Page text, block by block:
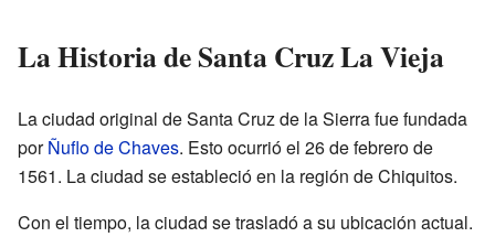
La Historia de Santa Cruz La Vieja
La ciudad original de Santa Cruz de la Sierra fue fundada
porÑuflo de Chaves. Esto ocurrió el 26 de febrero de
1561. La ciudad se estableció en la región de Chiquitos.
Con el tiempo, la ciudad se trasladó a su ubicación actual.